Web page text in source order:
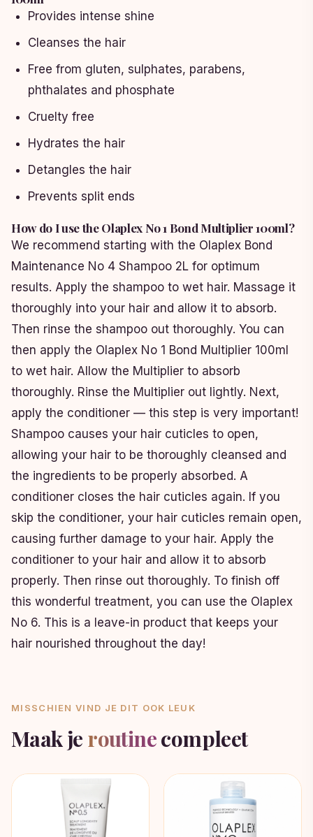
Provides intense shine
Cleanses the hair
Free from gluten, sulphates, parabens,
phthalates and phosphate
Cruelty free
Hydrates the hair
Detangles the hair
Prevents split ends
How do I use the Olaplex No 1 Bond Multiplier 100ml?
We recommend starting with the Olaplex Bond
Maintenance No 4 Shampoo 2L for optimum
results. Apply the shampoo to wet hair. Massage it
thoroughly into your hair and allow it to absorb.
Then rinse the shampoo out thoroughly. You can
then apply the Olaplex No 1 Bond Multiplier 100ml
to wet hair. Allow the Multiplier to absorb
thoroughly. Rinse the Multiplier out lightly. Next,
apply the conditioner — this step is very important!
Shampoo causes your hair cuticles to open,
allowing your hair to be thoroughly cleansed and
the ingredients to be properly absorbed. A
conditioner closes the hair cuticles again. If you
skip the conditioner, your hair cuticles remain open,
causing further damage to your hair. Apply the
conditioner to your hair and allow it to absorb
properly. Then rinse out thoroughly. To finish off
this wonderful treatment, you can use the Olaplex
No 6. This is a leave-in product that keeps your
hair nourished throughout the day!
MISSCHIEN VIND JE DIT OOK LEUK
Maak je routinecompleet